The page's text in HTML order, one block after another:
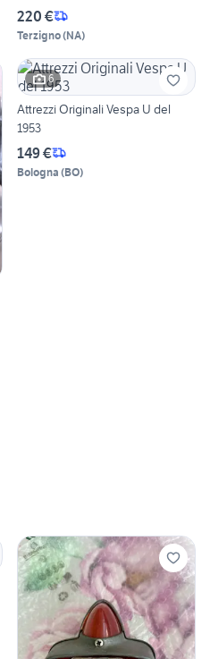
220 €
Terzigno(NA)
6
Attrezzi Originali Vespa U del
1953
149 €
Bologna (BO)